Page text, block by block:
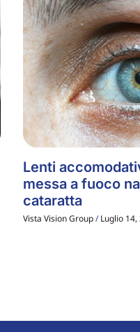
Lenti
messa a fuoco
cataratta
Vista Vision Group Luglio 14,